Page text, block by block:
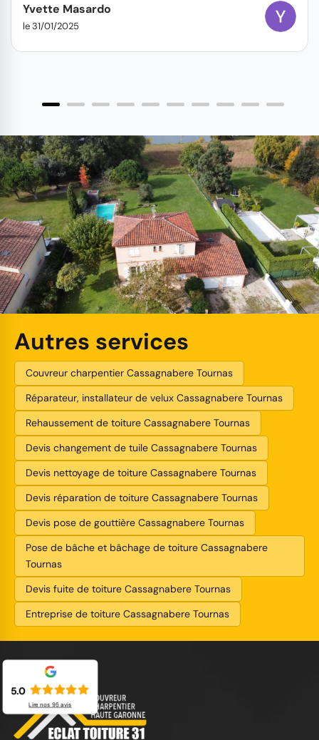
Yvette Masardo
le 31/01/2025
Autres services
Couvreur charpentier Cassagnabere Tournas
Réparateur, installateur de velux Cassagnabere Tournas
Rehaussement de toiture Cassagnabere Tournas
Devis changement de tuile Cassagnabere Tournas
Devis nettoyage de toiture Cassagnabere Tournas
Devis réparation de toiture Cassagnabere Tournas
Devis pose de gouttière Cassagnabere Tournas
Pose de bâche et bâchage de toiture Cassagnabere
Tournas
Devis fuite de toiture Cassagnabere Tournas
Entreprise de toiture Cassagnabere Tournas
5.0
Lire nos 95avis